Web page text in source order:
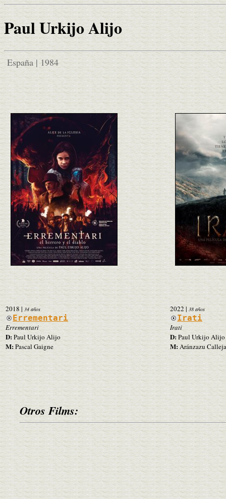
Paul Urkijo Alijo
España | 1984
2018 | 34 años
Errementari
Errementari
D:Paul Urkijo Alijo
M:Pascal Gaigne
2022 | 38 años
Irati
Irati
D:Paul Urkijo Alijo
M:Aránzazu
Otros Films: